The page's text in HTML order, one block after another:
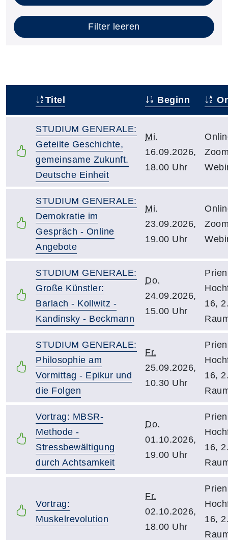
Filter leeren
Titel Beginn
STUDIUM GENERALE:
Geteilte Geschichte,
gemeinsame Zukunft.
Deutsche Einheit
Mi.
16.09.2026,
18.00 Uhr
STUDIUM GENERALE:
Demokratie im
Gespräch - Online
Angebote
Mi.
23.09.2026,
19.00 Uhr
STUDIUM GENERALE:
Große Künstler:
Barlach - Kollwitz -
Kandinsky - Beckmann
Do.
24.09.2026,
15.00 Uhr
16,
STUDIUM GENERALE:
Philosophie am
Vormittag - Epikur und
die Folgen
Fr.
25.09.2026,
10.30 Uhr
16,
Vortrag: MBSR-
Methode -
Stressbewältigung
durch Achtsamkeit
Do.
01.10.2026,
19.00 Uhr
16,
Vortrag:
Muskelrevolution
Fr.
02.10.2026,
18.00 Uhr
16,